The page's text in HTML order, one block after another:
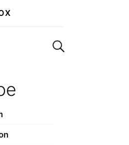
Поиск по сайту